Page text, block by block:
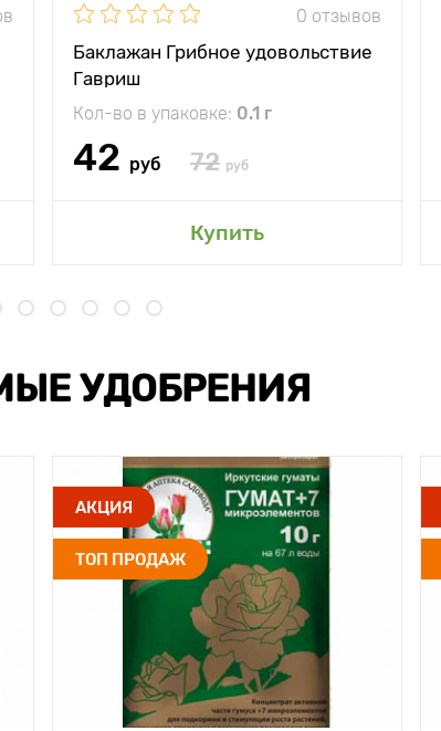
0 отзывов
Баклажан Грибное удовольствие
Гавриш
Кол-во в упаковке: 0.1 г
42 руб 72 руб
Купить
УДОБРЕНИЯ
АКЦИЯ
ТОП ПРОДАЖ